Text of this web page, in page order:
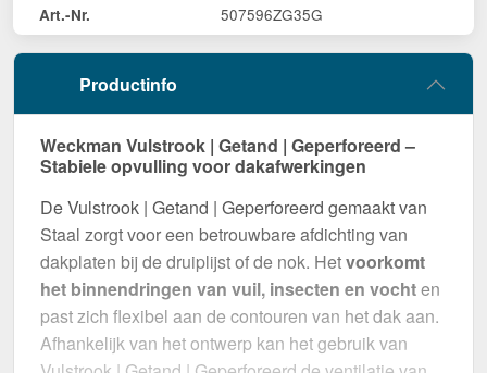
Art.-Nr. 507596ZG35G
Productinfo
Weckman Vulstrook | Getand | Geperforeerd –
Stabiele opvulling voor dakafwerkingen
De Vulstrook | Getand | Geperforeerd gemaakt van
Staal zorgt voor een betrouwbare afdichting van
dakplaten bij de druiplijst of de nok. Hetvoorkomt
het binnendringen van vuil, insecten en vochten
past zich flexibel aan de contouren van het dak aan.
Afhankelijk van het ontwerp kan het gebruik van